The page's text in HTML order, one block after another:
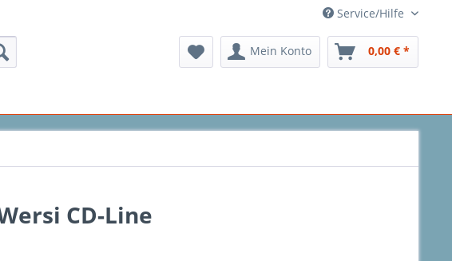
Service/Hilfe
Mein Konto 0,00 € *
CD-Line